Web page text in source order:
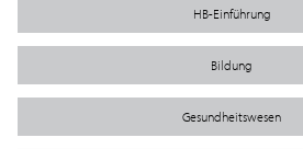
HB-Einführung
Bildung
Gesundheitswesen